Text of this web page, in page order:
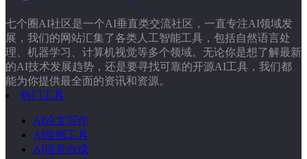
七个圈AI社区是一个AI垂直类交流社区，一直专注AI领域发
展，我们的网站汇集了各类人工智能工具，包括自然语言处
理、机器学习、计算机视觉等多个领域。无论你是想了解最新
的AI技术发展趋势，还是要寻找可靠的开源AI工具，我们都
能为你提供最全面的资讯和资源。
热门工具
AI论文写作
AI绘画工具
AI语音合成